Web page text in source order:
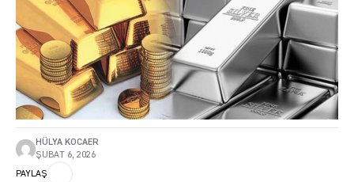
HÜLYA KOCAER
ŞUBAT 6, 2026
PAYLAŞ